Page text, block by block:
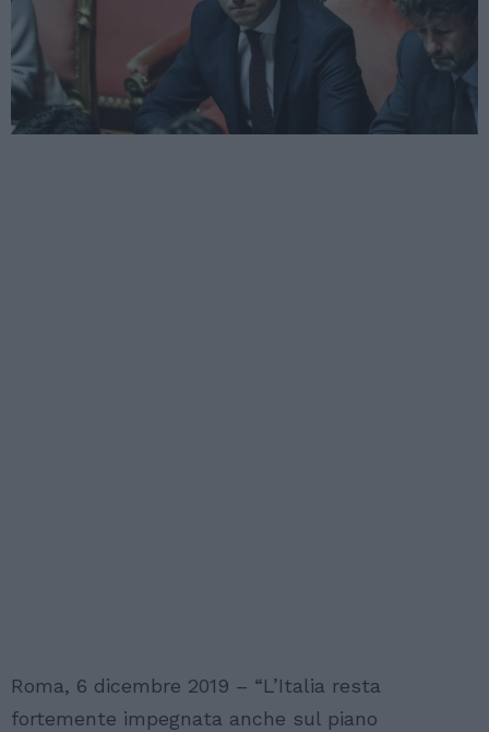
Roma, 6 dicembre 2019 – “L’Italia resta
fortemente impegnata anche sul piano